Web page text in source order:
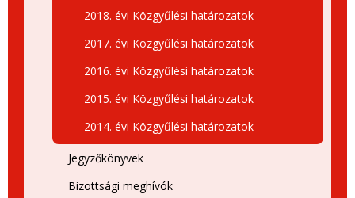
2018. évi Közgyűlési határozatok
2017. évi Közgyűlési határozatok
2016. évi Közgyűlési határozatok
2015. évi Közgyűlési határozatok
2014. évi Közgyűlési határozatok
Jegyzőkönyvek
Bizottsági meghívók